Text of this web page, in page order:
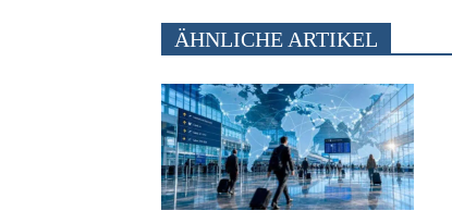
ÄHNLICHE ARTIKEL